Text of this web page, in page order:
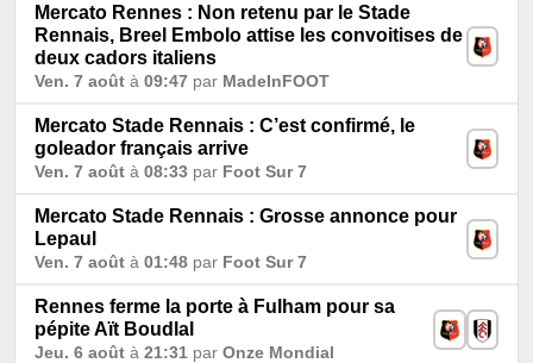
Mercato Rennes : Non retenu par le Stade
Rennais, Breel Embolo attise les convoitises de
deux cadors italiens
Ven. 7 août à 09:47 par MadeInFOOT
Mercato Stade Rennais : C’est confirmé, le
goleador français arrive
Ven. 7 août à 08:33 par Foot Sur 7
Mercato Stade Rennais : Grosse annonce pour
Lepaul
Ven. 7 août à 01:48 par Foot Sur 7
Rennes ferme la porte à Fulham pour sa
pépite Aït Boudlal
Jeu. 6 août à 21:31 par Onze Mondial